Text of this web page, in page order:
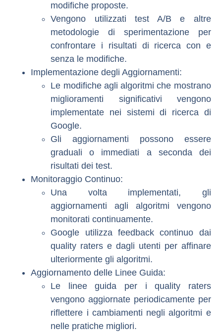
modifiche proposte.
Vengono utilizzati test A/B e altre
metodologie di sperimentazione per
confrontare i risultati di ricerca con e
senza le modifiche.
Implementazione degli Aggiornamenti:
Le modifiche agli algoritmi che mostrano
miglioramenti significativi vengono
implementate nei sistemi di ricerca di
Google.
Gli aggiornamenti possono essere
graduali o immediati a seconda dei
risultati dei test.
Monitoraggio Continuo:
Una volta implementati, gli
aggiornamenti agli algoritmi vengono
monitorati continuamente.
Google utilizza feedback continuo dai
quality raters e dagli utenti per affinare
ulteriormente gli algoritmi.
Aggiornamento delle Linee Guida:
Le linee guida per i quality raters
vengono aggiornate periodicamente per
riflettere i cambiamenti negli algoritmi e
nelle pratiche migliori.